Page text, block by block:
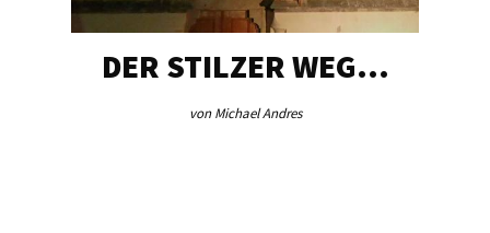
DER STILZER WEG…
von Michael Andres